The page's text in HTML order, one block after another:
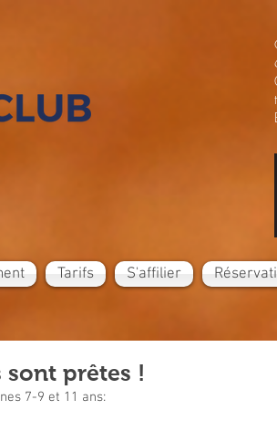
Tarifs S'affilier
sont prêtes !
7-9 et 11 ans: